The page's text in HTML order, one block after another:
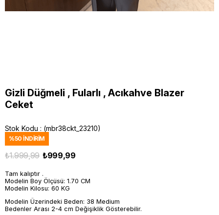
Gizli Düğmeli , Fularlı , Acıkahve Blazer
Ceket
Stok Kodu (mbr38ckt_23210)
%50 İNDIRIM
₺1.999,99 ₺999,99
Tam kalıptır .
Modelin Boy Ölçüsü: 1.70 CM
Modelin Kilosu: 60 KG
Modelin Üzerindeki Beden: 38 Medium
Bedenler Arası 2-4 cm Değişiklik Gösterebilir.